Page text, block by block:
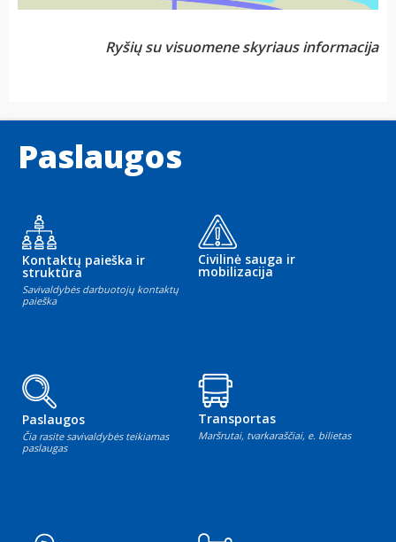
Ryšių su visuomene skyriaus informacija
Paslaugos
Kontaktų paieška ir
struktūra
Savivaldybės darbuotojų kontaktų
paieška
Civilinė sauga ir
mobilizacija
Paslaugos
Čia rasite savivaldybės teikiamas
paslaugas
Transportas
Maršrutai, tvarkaraščiai, e. bilietas